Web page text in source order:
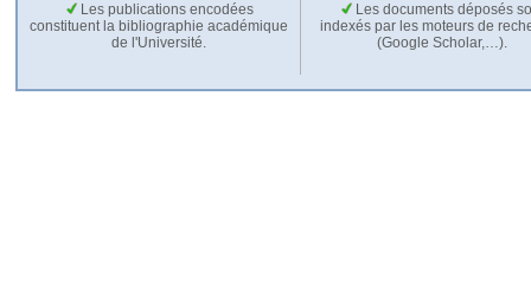
Les publications encodées
constituent la bibliographie académique
de l'Université.
Les documents déposés
indexés par les moteurs de
(Google Scholar,…).